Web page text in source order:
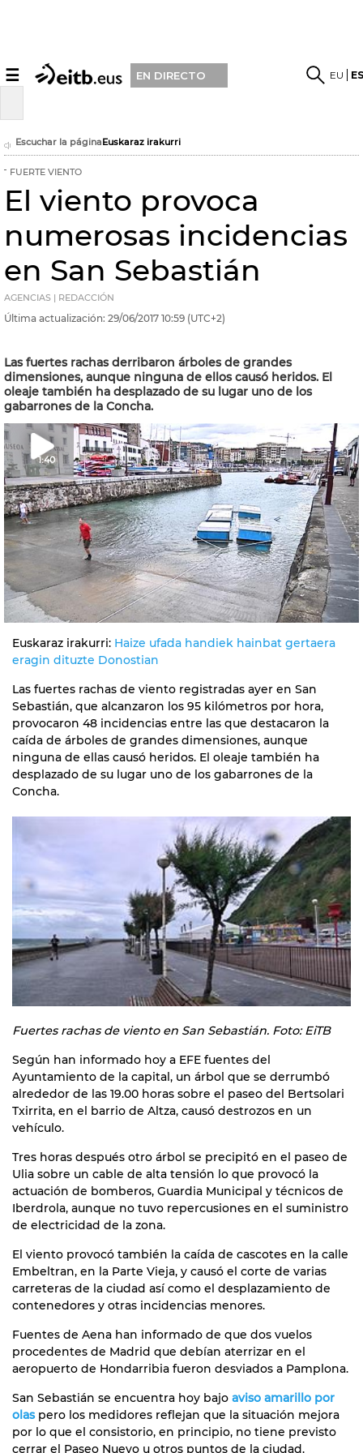
☰ EN DIRECTO EU
Escuchar la páginaEuskaraz irakurri
FUERTE VIENTO
El viento provoca
numerosas incidencias
en San Sebastián
AGENCIAS | REDACCIÓN
Última actualización: 29/06/2017 10:59 (UTC+2)
Las fuertes rachas derribaron árboles de grandes
dimensiones, aunque ninguna de ellos causó heridos. El
oleaje también ha desplazado de su lugar uno de los
gabarrones de la Concha.
1:40
Euskaraz irakurri: Haize ufada handiek hainbat gertaera
eragin dituzte Donostian
Las fuertes rachas de viento registradas ayer en San
Sebastián, que alcanzaron los 95 kilómetros por hora,
provocaron 48 incidencias entre las que destacaron la
caída de árboles de grandes dimensiones, aunque
ninguna de ellas causó heridos. El oleaje también ha
desplazado de su lugar uno de los gabarrones de la
Concha.
Fuertes rachas de viento en San Sebastián. Foto: EiTB
Según han informado hoy a EFE fuentes del
Ayuntamiento de la capital, un árbol que se derrumbó
alrededor de las 19.00 horas sobre el paseo del Bertsolari
Txirrita, en el barrio de Altza, causó destrozos en un
vehículo.
Tres horas después otro árbol se precipitó en el paseo de
Ulia sobre un cable de alta tensión lo que provocó la
actuación de bomberos, Guardia Municipal y técnicos de
Iberdrola, aunque no tuvo repercusiones en el suministro
de electricidad de la zona.
El viento provocó también la caída de cascotes en la calle
Embeltran, en la Parte Vieja, y causó el corte de varias
carreteras de la ciudad así como el desplazamiento de
contenedores y otras incidencias menores.
Fuentes de Aena han informado de que dos vuelos
procedentes de Madrid que debían aterrizar en el
aeropuerto de Hondarribia fueron desviados a Pamplona.
San Sebastián se encuentra hoy bajo aviso amarillo por
olaspero los medidores reflejan que la situación mejora
por lo que el consistorio, en principio, no tiene previsto
cerrar el Paseo Nuevo u otros puntos de la ciudad.